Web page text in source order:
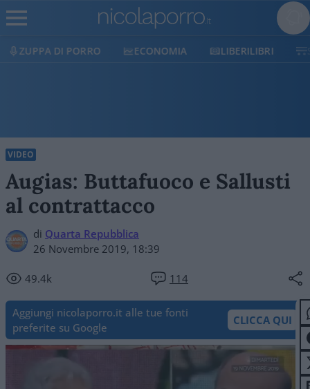
ECONOMIA LIBERILIBRI SHOP SOSTIENICI
VIDEO
Augias: Buttafuoco e Sallusti
al contrattacco
di Quarta Repubblica
26 Novembre 2019, 18:39
49.4k 114
Aggiungi nicolaporro.it alle tue fonti
preferite su Google
CLICCA QUI
Video